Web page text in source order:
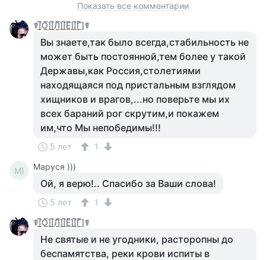
Показать все комментарии
☤[̲̅О̲̅][̲̅Л̲̅][̲̅Е̲̅][̲̅Г̲̅]☤
Вы знаете,так было всегда,стабильность не
может быть постоянной,тем более у такой
Державы,как Россия,столетиями
находящаяся под пристальным взглядом
хищников и врагов,...но поверьте мы их
всех бараний рог скрутим,и покажем
им,что Мы непобедимы!!!
5 лет 1
М) Маруся )))
Ой, я верю!.. Спасибо за Ваши слова!
5 лет
1
☤[̲̅О̲̅][̲̅Л̲̅][̲̅Е̲̅][̲̅Г̲̅]☤
Не святые и не угодники, расторопны до
беспамятства, реки крови испиты в